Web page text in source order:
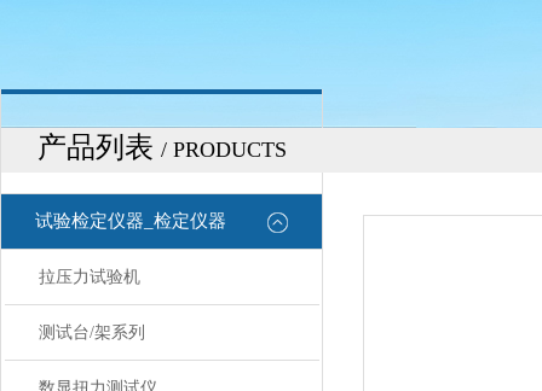
产品列表 / PRODUCTS
试验检定仪器_检定仪器
拉压力试验机
测试台/架系列